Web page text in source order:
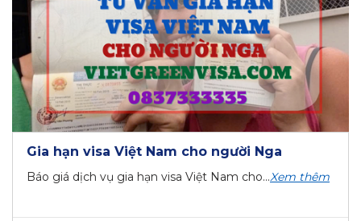
Gia hạn visa Việt Nam cho người Nga
Báo giá dịch vụ gia hạn visa Việt Nam cho...Xem thêm